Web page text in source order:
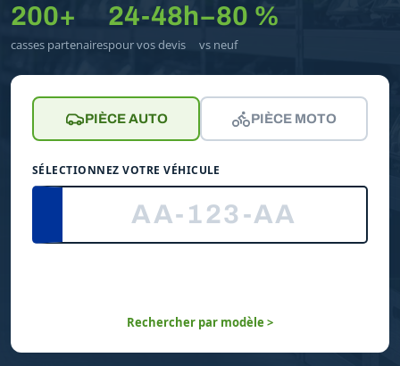
200+
casses partenaires
24-48h
pour vos devis
−80 %
vs neuf
PIÈCE AUTO PIÈCE MOTO
SÉLECTIONNEZ VOTRE VÉHICULE
Rechercher par modèle >